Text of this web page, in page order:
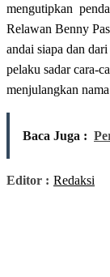
mengutipkan
Relawan Benny
andai siapa dan
pelaku sadar cara-
menjulangkan
Baca Juga :
Editor : Redaksi